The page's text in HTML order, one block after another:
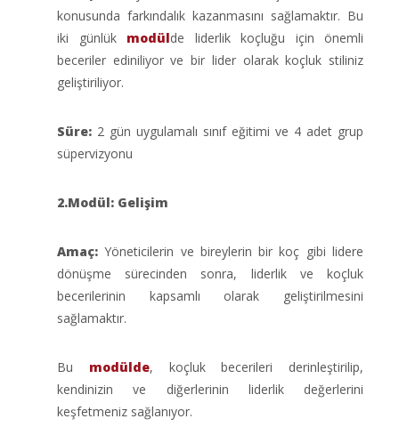
konusunda farkındalık kazanmasını sağlamaktır. Bu
iki günlük modülde liderlik koçluğu için önemli
beceriler ediniliyor ve bir lider olarak koçluk stiliniz
geliştiriliyor.
Süre: 2 gün uygulamalı sınıf eğitimi ve 4 adet grup
süpervizyonu
2.Modül: Gelişim
Amaç: Yöneticilerin ve bireylerin bir koç gibi lidere
dönüşme sürecinden sonra, liderlik ve koçluk
becerilerinin kapsamlı olarak geliştirilmesini
sağlamaktır.
Bu modülde, koçluk becerileri derinleştirilip,
kendinizin ve diğerlerinin liderlik değerlerini
keşfetmeniz sağlanıyor.